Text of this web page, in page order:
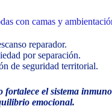
con camas y
reparador.
por separación.
de seguridad territorial.
fortalece el sistema
emocional.